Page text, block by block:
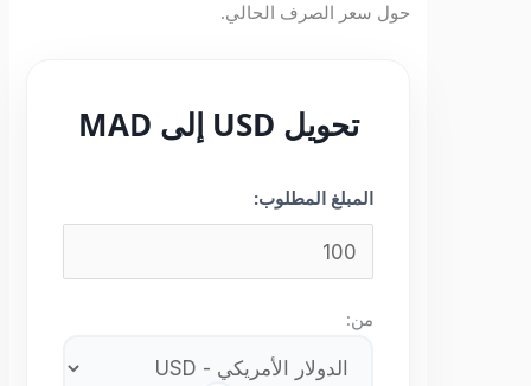
حول سعر الصرف الحالي.
تحويل USD إلى MAD
المبلغ المطلوب: